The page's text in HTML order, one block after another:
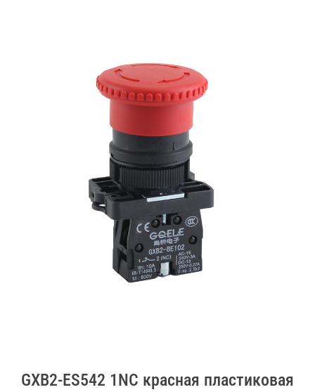
GXB2-ES542 1NC красная пластиковая